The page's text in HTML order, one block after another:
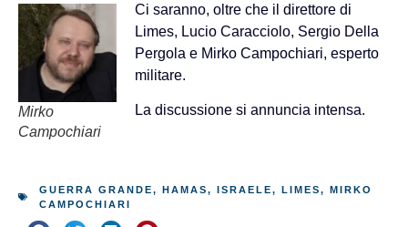
Mirko
Campochiari
Ci saranno, oltre che il direttore di
Limes, Lucio Caracciolo, Sergio Della
Pergola e Mirko Campochiari, esperto
militare.
La discussione si annuncia intensa.
GUERRA GRANDE, HAMAS, ISRAELE, LIMES, MIRKO
CAMPOCHIARI